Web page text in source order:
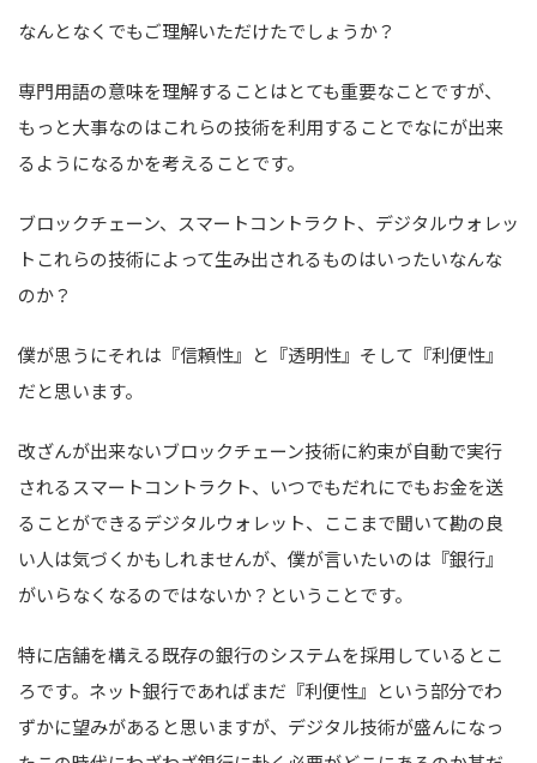
なんとなくでもご理解いただけたでしょうか？
専門用語の意味を理解することはとても重要なことですが、
もっと大事なのはこれらの技術を利用することでなにが出来
るようになるかを考えることです。
ブロックチェーン、スマートコントラクト、デジタルウォレッ
トこれらの技術によって生み出されるものはいったいなんな
のか？
僕が思うにそれは『信頼性』と『透明性』そして『利便性』
だと思います。
改ざんが出来ないブロックチェーン技術に約束が自動で実行
されるスマートコントラクト、いつでもだれにでもお金を送
ることができるデジタルウォレット、ここまで聞いて勘の良
い人は気づくかもしれませんが、僕が言いたいのは『銀行』
がいらなくなるのではないか？ということです。
特に店舗を構える既存の銀行のシステムを採用しているとこ
ろです。ネット銀行であればまだ『利便性』という部分でわ
ずかに望みがあると思いますが、デジタル技術が盛んになっ